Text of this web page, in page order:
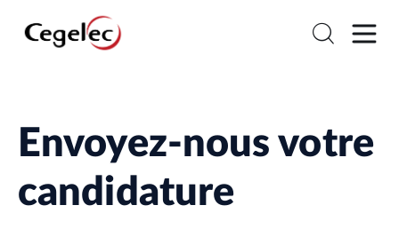
Envoyez-nous votre
candidature